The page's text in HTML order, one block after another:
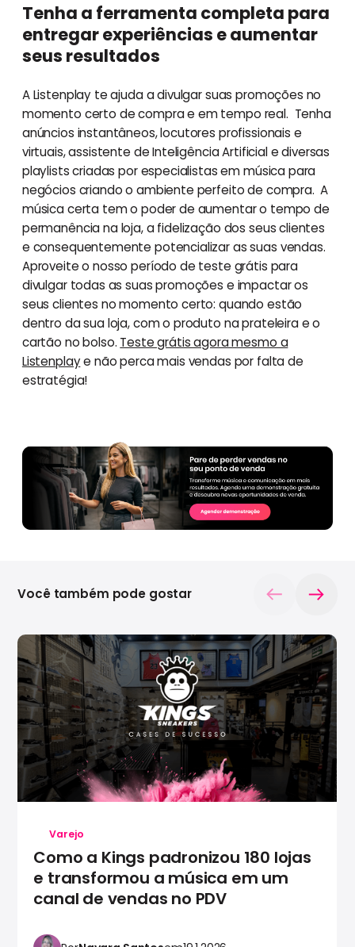
Tenha a ferramenta completa para
entregar experiências e aumentar
seus resultados
A Listenplay te ajuda a divulgar suas promoções no
momento certo de compra e em tempo real. Tenha
anúncios instantâneos, locutores profissionais e
virtuais, assistente de Inteligência Artificial e diversas
playlists criadas por especialistas em música para
negócios criando o ambiente perfeito de compra. A
música certa tem o poder de aumentar o tempo de
permanência na loja, a fidelização dos seus clientes
e consequentemente potencializar as suas vendas.
Aproveite o nosso período de teste grátis para
divulgar todas as suas promoções e impactar os
seus clientes no momento certo: quando estão
dentro da sua loja, com o produto na prateleira e o
cartão no bolso. Teste grátis agora mesmo a
Listenplaye não perca mais vendas por falta de
estratégia!
Varejo
Como a Kings padronizou 180 lojas
e transformou a música em um
canal de vendas no PDV
Você também pode gostar